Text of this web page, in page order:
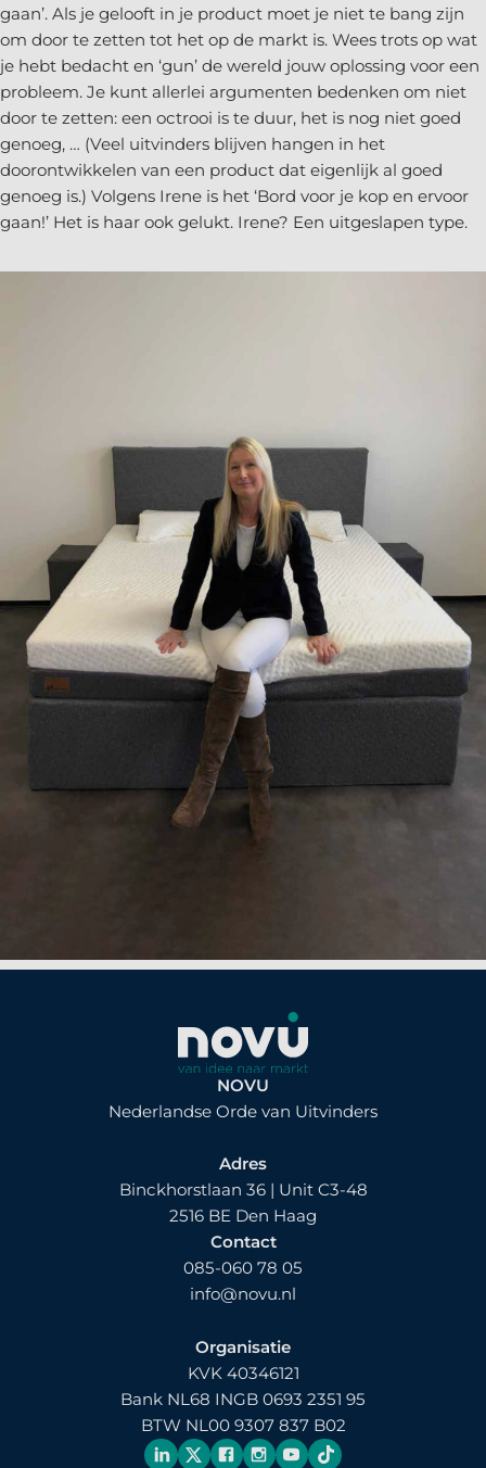
gaan’. Als je gelooft in je product moet je niet te bang zijn
om door te zetten tot het op de markt is. Wees trots op wat
je hebt bedacht en ‘gun’ de wereld jouw oplossing voor een
probleem. Je kunt allerlei argumenten bedenken om niet
door te zetten: een octrooi is te duur, het is nog niet goed
genoeg, … (Veel uitvinders blijven hangen in het
doorontwikkelen van een product dat eigenlijk al goed
genoeg is.) Volgens Irene is het ‘Bord voor je kop en ervoor
gaan!’ Het is haar ook gelukt. Irene? Een uitgeslapen type.
NOVU
Nederlandse Orde van Uitvinders
Adres
Binckhorstlaan 36 | Unit C3-48
2516 BE Den Haag
Contact
085-060 78 05
info@novu.nl
Organisatie
KVK 40346121
Bank NL68 INGB 0693 2351 95
BTW NL00 9307 837 B02